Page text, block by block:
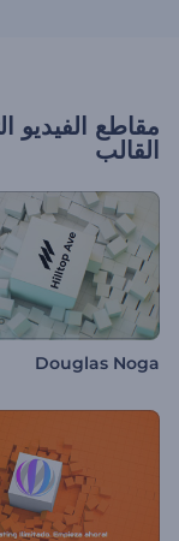
مقاطع الفيديو
القالب
Douglas Noga